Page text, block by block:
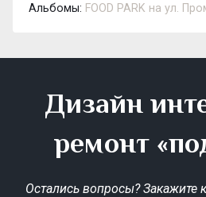
Альбомы: FOOD PARK на ул.
Дизайн
ремонт
Остались вопросы? Закажите